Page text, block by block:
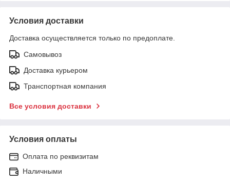
Условия доставки
Доставка осуществляется только по предоплате.
Самовывоз
Доставка курьером
Транспортная компания
Все условия доставки
Условия оплаты
Оплата по реквизитам
Наличными